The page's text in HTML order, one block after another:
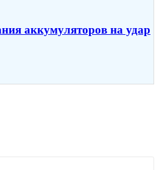
аккумуляторов на удар